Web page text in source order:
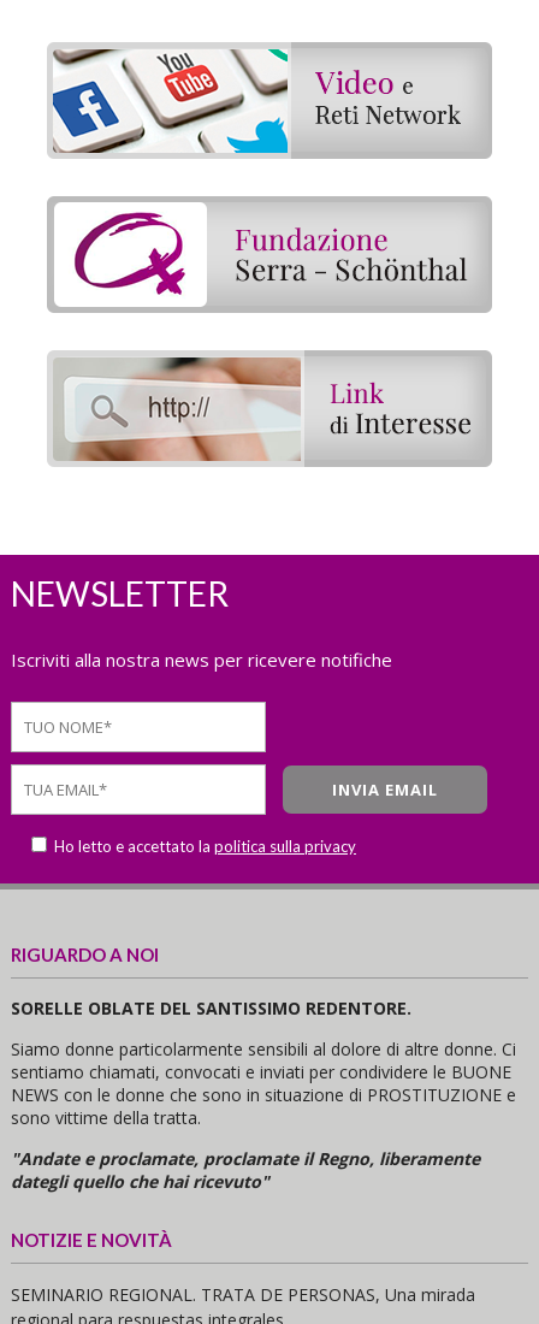
NEWSLETTER
Iscriviti alla nostra news per ricevere notifiche
Ho letto e accettato la politica sulla privacy
RIGUARDO A NOI
SORELLE OBLATE DEL SANTISSIMO REDENTORE.
Siamo donne particolarmente sensibili al dolore di altre donne. Ci
sentiamo chiamati, convocati e inviati per condividere le BUONE
NEWS con le donne che sono in situazione di PROSTITUZIONE e
sono vittime della tratta.
"Andate e proclamate, proclamate il Regno, liberamente
dategli quello che hai ricevuto"
NOTIZIE E NOVITÀ
SEMINARIO REGIONAL. TRATA DE PERSONAS, Una mirada